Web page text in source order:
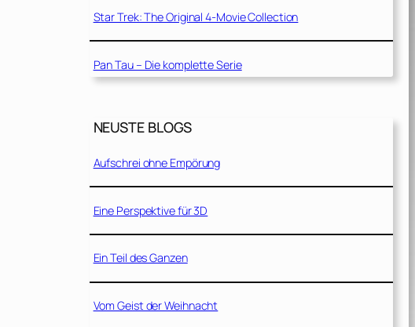
Star Trek: The Original 4-Movie Collection
Pan Tau – Die komplette Serie
NEUSTE BLOGS
Aufschrei ohne Empörung
Eine Perspektive für 3D
Ein Teil des Ganzen
Vom Geist der Weihnacht